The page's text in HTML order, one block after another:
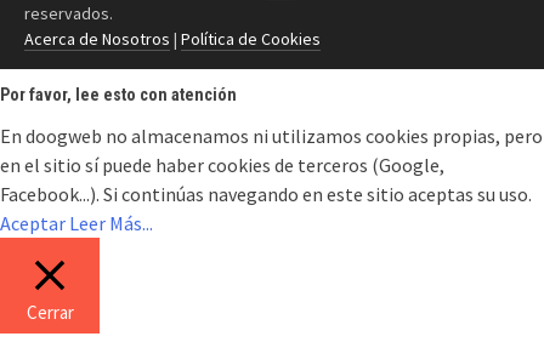
reservados.
Acerca de Nosotros | Política de Cookies
Por favor, lee esto con atención
En doogweb no almacenamos ni utilizamos cookies propias, pero
en el sitio sí puede haber cookies de terceros (Google,
Facebook...). Si continúas navegando en este sitio aceptas su uso.
Aceptar Leer Más...
Cerrar